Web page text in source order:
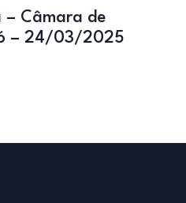
– 24/03/2025